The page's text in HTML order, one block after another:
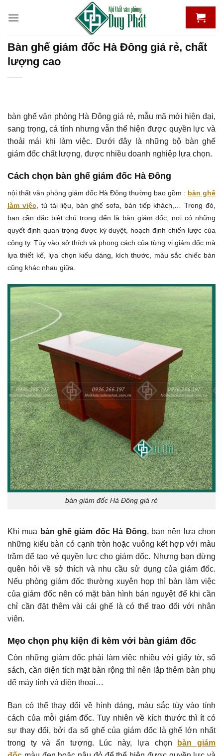
qua
dungBàn ghế giám đốc Hà Đông giá rẻ, chất
lượng cao
bàn ghế văn phòng Hà Đông giá rẻ, mẫu mã mới hiện đại,
sang trọng, cá tính nhưng vẫn thể hiện được quyền lực và
thoải mái khi làm việc. Dưới đây là những bộ bàn ghế
giám đốc chất lượng, được nhiều doanh nghiệp lựa chọn.
Cách chọn bàn ghế giám đốc Hà Đông
nội thất văn phòng giám đốc Hà Đông thường bao gồm : bàn ghế
làm việc, tủ tài liệu, bàn ghế sofa, bàn tiếp khách,… Trong đó,
bạn cần đặc biệt chú trọng đến là bàn giám đốc, nơi có những
quyết định quan trọng được ký duyệt, hoạch định chiến lược của
công ty. Tùy vào sở thích và phong cách của từng vị giám đốc mà
lựa thiết kế, lựa chọn kiểu dáng, kích thước, màu sắc chiếc bàn
cũng khác nhau giữa.
bàn giám đốc Hà Đông giá rẻ
Khi mua bàn ghế giám đốc Hà Đông, bạn nên lựa chọn
những kiểu bàn có cạnh tròn hoặc vuông kết hợp với màu
trầm để tạo vẻ quyền lực cho giám đốc. Nhưng bạn đừng
quên hỏi về sở thích và nhu cầu sử dụng của giám đốc.
Nếu phòng giám đốc thường xuyên họp thì bàn làm việc
của giám đốc nên có mặt bàn hình bán nguyệt để khi cần
chỉ cần đặt thêm vài cái ghế là có thể trao đổi với nhân
viên.
Mẹo chọn phụ kiện đi kèm với bàn giám đốc
Còn những giám đốc phải làm việc nhiều với giấy tờ, sổ
sách, cần diện tích mặt bàn rộng thì nên lắp thêm bàn phụ
để máy tính và điện thoại…
Bạn có thể thay đổi về hình dáng, màu sắc tùy vào tính
cách của mỗi giám đốc. Tuy nhiên về kích thước thì ít có
sự thay đổi, bởi đa số ghế của giám đốc là ghế lớn nhất
trong ty và ấn tượng. Lúc này, lựa chọn
bàn giám